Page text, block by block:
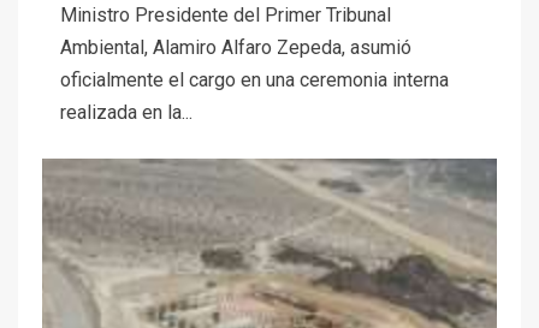
Ministro Presidente del Primer Tribunal
Ambiental, Alamiro Alfaro Zepeda, asumió
oficialmente el cargo en una ceremonia interna
realizada en la...